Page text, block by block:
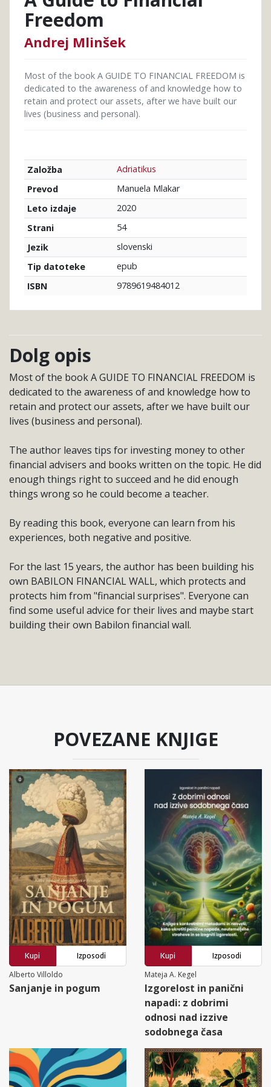
Freedom
Andrej Mlinšek
Most of the book A GUIDE TO FINANCIAL FREEDOM is
dedicated to the awareness of and knowledge how to
retain and protect our assets, after we have built our
lives (business and personal).
Založba
Adriatikus
Prevod
Manuela Mlakar
Leto izdaje
2020
Strani
54
Jezik
slovenski
Tip datoteke
epub
ISBN
9789619484012
Dolg opis
Most of the book A GUIDE TO FINANCIAL FREEDOM is
dedicated to the awareness of and knowledge how to
retain and protect our assets, after we have built our
lives (business and personal).
The author leaves tips for investing money to other
financial advisers and books written on the topic. He did
enough things right to succeed and he did enough
things wrong so he could become a teacher.
By reading this book, everyone can learn from his
experiences, both negative and positive.
For the last 15 years, the author has been building his
own BABILON FINANCIAL WALL, which protects and
protects him from "financial surprises". Everyone can
find some useful advice for their lives and maybe start
building their own Babilon financial wall.
POVEZANE KNJIGE
Kupi
Izposodi
Alberto Villoldo
Sanjanje in pogum
Kupi
Izposodi
Mateja A. Kegel
Izgorelost in panični
napadi: z dobrimi
odnosi nad izzive
sodobnega časa